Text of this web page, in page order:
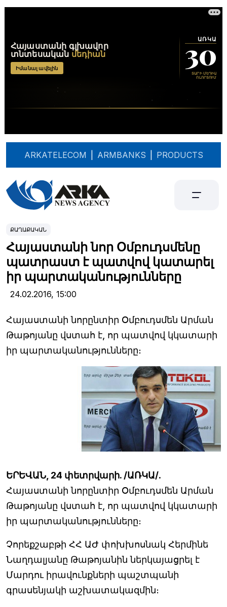
ARKATELECOM ARMBANKS PRODUCTS
ՔԱՂԱՔԱԿԱՆ
Հայաստանի նոր Օմբուդսմենը
պատրաստ է պատվով կատարել
իր պարտականությունները
24.02.2016, 15:00
Հայաստանի նորընտիր Օմբուդսմեն Արման
Թաթոյանը վստահ է, որ պատվով կկատարի
իր պարտականությունները։
ԵՐԵՎԱՆ, 24 փետրվարի. /ԱՌԿԱ/.
Հայաստանի նորընտիր Օմբուդսմեն Արման
Թաթոյանը վստահ է, որ պատվով կկատարի
իր պարտականությունները։
Չորեքշաբթի ՀՀ ԱԺ փոխխոսնակ Հերմինե
Նաղդալյանը Թաթոյանին ներկայացրել է
Մարդու իրավունքների պաշտպանի
գրասենյակի աշխատակազմին։